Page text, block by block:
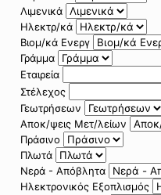
Λιμενικά
Ηλεκτρ/κά
Βιομ/κά Ενεργ
Γράμμα
Εταιρεία
Στέλεχος
Γεωτρήσεων
Αποκ/ψεις Μετ/λείων
Πράσινο
Πλωτά
Νερά - Απόβλητα
Ηλεκτρονικός Εξοπλισμός